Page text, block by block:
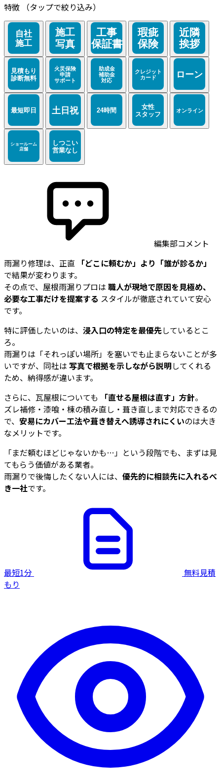
特徴
（タップで絞り込み）
編集部コメント
雨漏り修理は、正直
「どこに頼むか」より「誰が診るか」
で結果が変わります。
その点で、屋根雨漏りプロは 職人が現地で原因を見極め、
必要な工事だけを提案する スタイルが徹底されていて安心
です。
特に評価したいのは、 浸入口の特定を最優先しているとこ
ろ。
雨漏りは「それっぽい場所」を塞いでも止まらないことが多
いですが、同社は 写真で根拠を示しながら説明してくれる
ため、納得感が違います。
さらに、瓦屋根についても
「直せる屋根は直す」方針。
ズレ補修・漆喰・棟の積み直し・葺き直しまで対応できるの
で、 安易にカバー工法や葺き替えへ誘導されにくいのは大き
なメリットです。
「まだ頼むほどじゃないかも…」という段階でも、まずは見
てもらう価値がある業者。
雨漏りで後悔したくない人には、 優先的に相談先に入れるべ
き一社です。
最短1分
無料見積
もり